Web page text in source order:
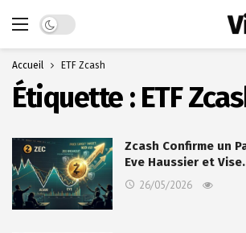
Dark mode
Accueil ETF Zcash
Étiquette : ETF
Zcash Confirme un
Eve Haussier et
26/05/2026